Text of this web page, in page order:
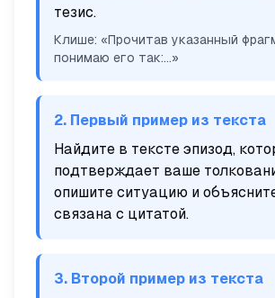
тезис.
Клише: «Прочитав указанный
понимаю его так:...»
2. Первый пример из текста
Найдите в тексте эпизод,
подтверждает ваше
опишите ситуацию и
связана с цитатой.
3. Второй пример из текста